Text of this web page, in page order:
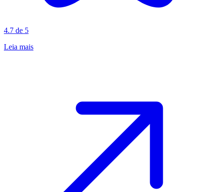
4.7 de 5
Leia mais